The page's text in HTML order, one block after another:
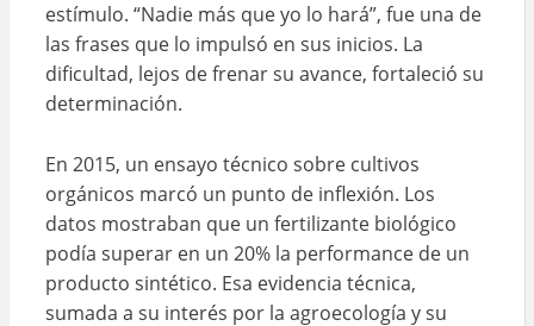
estímulo. “Nadie más que yo lo hará”, fue una de
las frases que lo impulsó en sus inicios. La
dificultad, lejos de frenar su avance, fortaleció su
determinación.
En 2015, un ensayo técnico sobre cultivos
orgánicos marcó un punto de inflexión. Los
datos mostraban que un fertilizante biológico
podía superar en un 20% la performance de un
producto sintético. Esa evidencia técnica,
sumada a su interés por la agroecología y su